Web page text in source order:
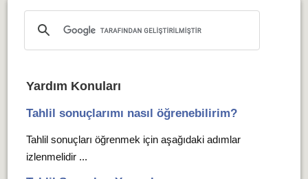
Yardım Konuları
Tahlil sonuçlarımı nasıl öğrenebilirim?
Tahlil sonuçları öğrenmek için aşağıdaki adımlar
izlenmelidir ...